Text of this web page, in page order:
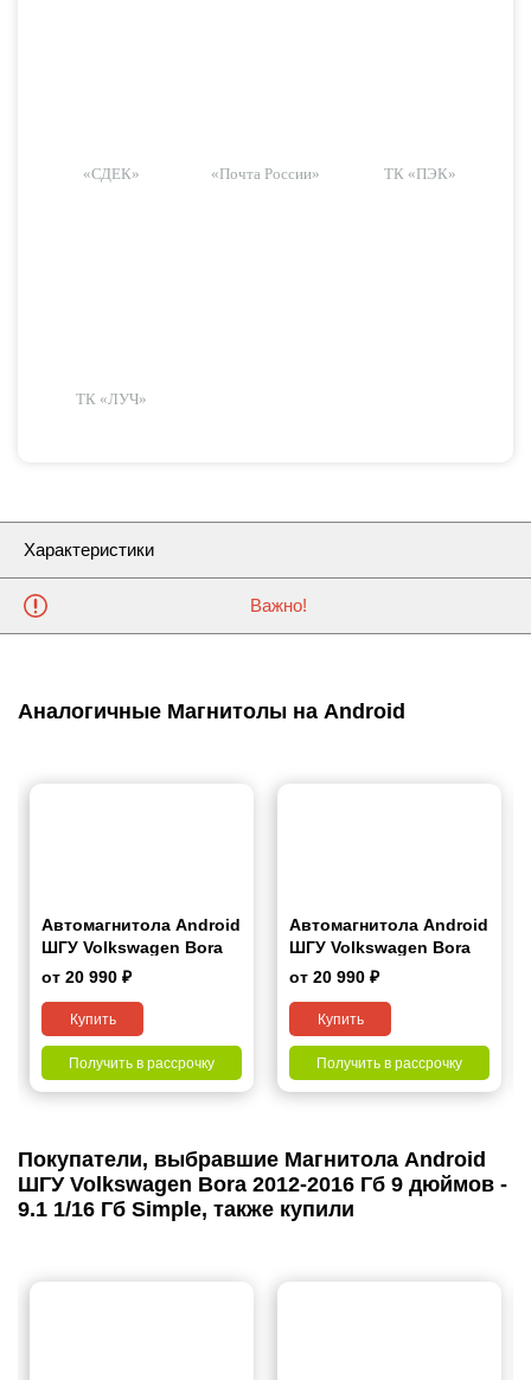
«СДЕК» «Почта России» ТК «ПЭК»
ТК «ЛУЧ»
Характеристики
Важно!
Аналогичные Магнитолы на Android
Автомагнитола Android
ШГУ Volkswagen Bora
2016+ 10"
от 20 990 ₽
Купить
Получить в рассрочку
Автомагнитола Android
ШГУ Volkswagen Bora
2012-2016 9"
от 20 990 ₽
Купить
Получить в рассрочку
Покупатели, выбравшие Магнитола Android
ШГУ Volkswagen Bora 2012-2016 Гб 9 дюймов -
9.1 1/16 Гб Simple, также купили